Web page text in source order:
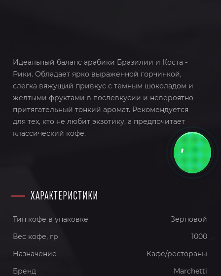
Идеальный баланс арабики Бразилии и Коста -
Рики. Обладает ярко выраженной горчинкой,
слегка вяжущий привкус с темным шоколадом и
желтыми фруктами в послевкусии и невероятно
притягательный тонкий аромат. Рекомендуется
для тех, кто не любит экзотику, а предпочитает
классический кофе.
ХАРАКТЕРИСТИКИ
Тип кофе в упаковке
Зерновой
Вес кофе, гр
1000
Назначение
Кафе/рестораны
Бренд
Marchetti